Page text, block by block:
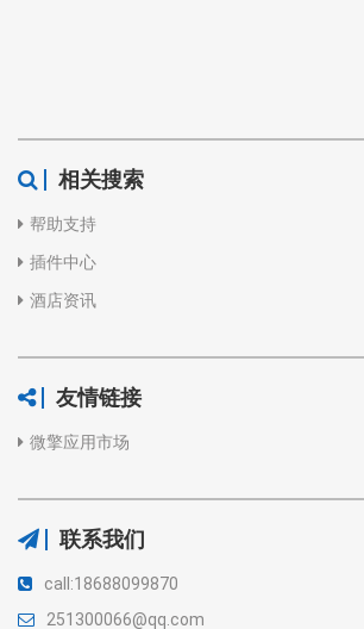
相关搜索
帮助支持
插件中心
酒店资讯
友情链接
微擎应用市场
联系我们
call:18688099870
251300066@qq.com